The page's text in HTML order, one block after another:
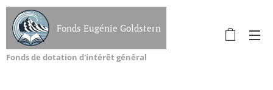
Fonds Eugénie Goldstern
Fonds de dotation d'intérêt général